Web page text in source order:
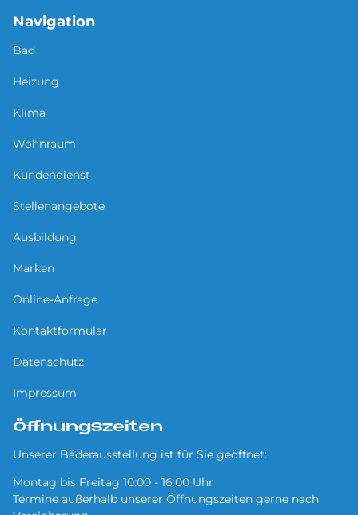
Navigation
Bad
Heizung
Klima
Wohnraum
Kundendienst
Stellenangebote
Ausbildung
Marken
Online-Anfrage
Kontaktformular
Datenschutz
Impressum
Öffnungszeiten
Unserer Bäderausstellung ist für Sie geöffnet:
Montag bis Freitag 10:00 - 16:00 Uhr
Termine außerhalb unserer Öffnungszeiten gerne nach